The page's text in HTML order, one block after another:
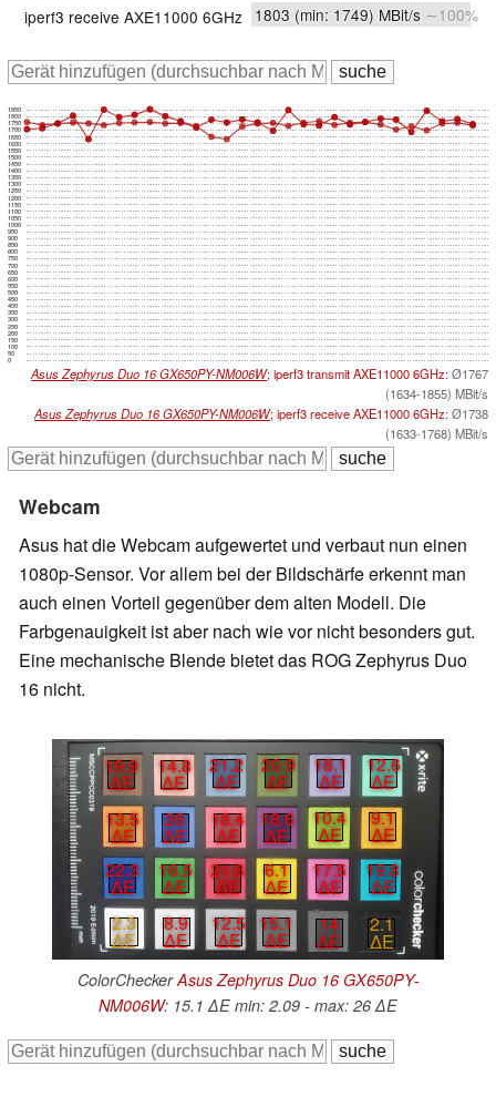
iperf3 receive AXE11000 6GHz 1803 (min: 1749) MBit/s ∼100%
0
50
100
150
200
250
300
350
400
450
500
550
600
650
700
750
800
850
900
950
1000
1050
1100
1150
1200
1250
1300
1350
1400
1450
1500
1550
1600
1650
1700
1750
1800
1850
Asus Zephyrus Duo 16 GX650PY-NM006W; iperf3 transmit AXE11000 6GHz:Ø1767
(1634-1855) MBit/s
Asus Zephyrus Duo 16 GX650PY-NM006W; iperf3 receive AXE11000 6GHz:Ø1738
(1633-1768) MBit/s
Webcam
Asus hat die Webcam aufgewertet und verbaut nun einen
1080p-Sensor. Vor allem bei der Bildschärfe erkennt man
auch einen Vorteil gegenüber dem alten Modell. Die
Farbgenauigkeit ist aber nach wie vor nicht besonders gut.
Eine mechanische Blende bietet das ROG Zephyrus Duo
16 nicht.
19.9
∆E
14.8
∆E
21.2
∆E
20.9
∆E
18.1
∆E
12.6
∆E
13.5
∆E
26
∆E
18.4
∆E
18.6
∆E
10.4
∆E
9.1
∆E
22.3
∆E
16.5
∆E
21.6
∆E
6.1
∆E
17.5
∆E
19.8
∆E
2.3
∆E
8.9
∆E
12.5
∆E
15.1
∆E
14
∆E
2.1
∆E
ColorCheckerAsus Zephyrus Duo 16 GX650PY-
NM006W: 15.1 ∆E min: 2.09 - max: 26 ∆E